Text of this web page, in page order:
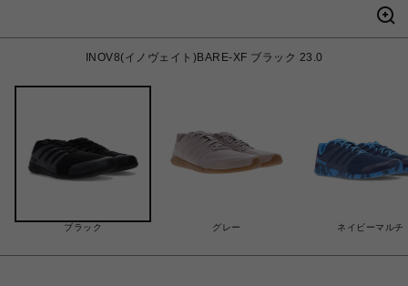
INOV8(イノヴェイト)BARE-XF ブラック 23.0
ブラック グレー ネイビーマルチ